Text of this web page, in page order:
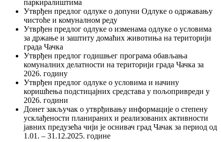
паркиралиштима
Утврђен предлог одлуке о допуни Одлуке о одржавању
чистоће и комуналном реду
Утврђен предлог одлуке о изменама одлуке о условима
за држање и заштиту домаћих животиња на територији
града Чачка
Утврђен предлог годишњег програма обављања
комуналних делатности на територији града Чачка за
2026. годину
Утврђен предлог одлуке о условима и начину
коришћења подстицајних средстава у пољопривреди у
2026. години
Донет закључак о утврђивању информације о степену
усклађености планираних и реализованих активности
јавних предузећа чији је оснивач град Чачак за период од
1.01. – 31.12.2025. године